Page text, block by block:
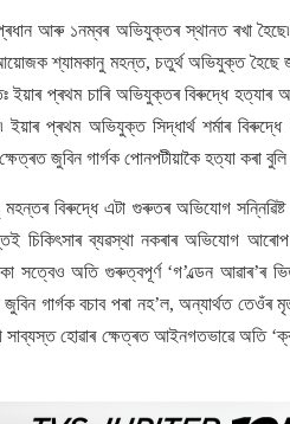
প্ৰধান আৰু ১নম্বৰ অভিযুক্তৰ স্থানত ৰখা
আয়োজক শ্যামকানু মহন্ত, চতুৰ্থ অভিযুক্ত
ইয়াৰ প্ৰথম চাৰি অভিযুক্তৰ বিৰুদ্ধে হত্যাৰ
ইয়াৰ প্ৰথম অভিযুক্ত সিদ্ধাৰ্থ শৰ্মাৰ
জুবিন গাৰ্গক পোনপটীয়াকৈ হত্যা কৰা
বিৰুদ্ধে এটা গুৰুতৰ অভিযোগ সন্নিৱিষ্ট
চিকিৎসাৰ ব্যৱস্থা নকৰাৰ অভিযোগ
অতি গুৰুত্বপূৰ্ণ ‘গ’ল্ডেন আৱাৰ’ৰ
জুবিন গাৰ্গক বচাব পৰা নহ’ল, অন্যাৰ্থত
সাব্যস্ত হোৱাৰ ক্ষেত্ৰত আইনগতভাৱে অতি